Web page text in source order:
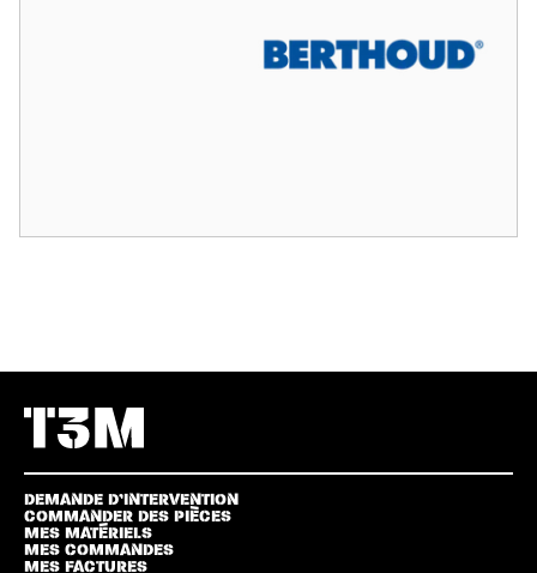
DEMANDE D’INTERVENTION
COMMANDER DES PIÈCES
MES MATÉRIELS
MES COMMANDES
MES FACTURES